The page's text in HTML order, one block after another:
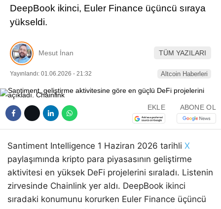
DeepBook ikinci, Euler Finance üçüncü sıraya
yükseldi.
Mesut İnan TÜM YAZILARI
Yayınlandı: 01.06.2026 - 21:32 Altcoin Haberleri
EKLE ABONE OL
Santiment Intelligence 1 Haziran 2026 tarihli X
paylaşımında kripto para piyasasının geliştirme
aktivitesi en yüksek DeFi projelerini sıraladı. Listenin
zirvesinde Chainlink yer aldı. DeepBook ikinci
sıradaki konumunu korurken Euler Finance üçüncü